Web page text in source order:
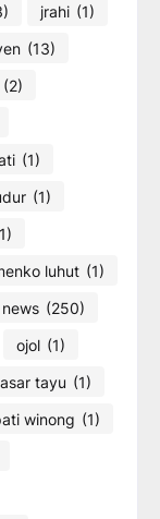
jrahi (1)
(13)
(2)
(1)
(1)
luhut (1)
news (250)
ojol (1)
tayu (1)
winong (1)